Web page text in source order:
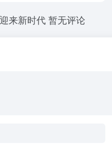
来新时代暂无评论